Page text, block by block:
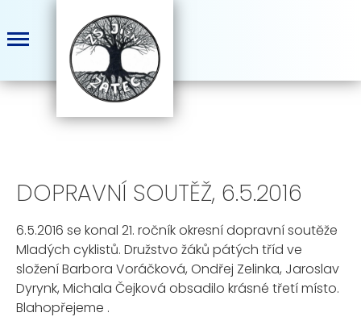
DOPRAVNÍ SOUTĚŽ, 6.5.2016
6.5.2016 se konal 21. ročník okresní dopravní soutěže
Mladých cyklistů. Družstvo žáků pátých tříd ve
složení Barbora Voráčková, Ondřej Zelinka, Jaroslav
Dyrynk, Michala Čejková obsadilo krásné třetí místo.
Blahopřejeme .